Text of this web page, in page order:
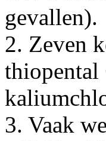
gevallen).
2. Zeven
thiopental
3. Vaak